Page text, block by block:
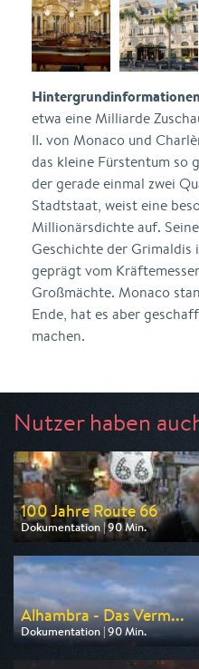
etwa eine Milliarde
II. von Monaco und
das kleine Fürstentum so
der gerade einmal zwei
Stadtstaat, weist eine
Millionärsdichte auf.
Geschichte der Grimaldis
geprägt vom
Großmächte. Monaco
Ende, hat es aber
machen.
Nutzer haben
100 Jahre Route 66
Dokumentation | 90 Min.
Ausgestrahlt von arte
am 13.08.2026, 20:15
Alhambra - Das Verm...
Dokumentation | 90 Min.
Ausgestrahlt von arte
am 08.08.2026, 20:15